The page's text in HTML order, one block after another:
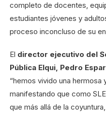
completo de docentes,
estudiantes jóvenes y
proceso inconcluso de su
El director ejecutivo del
Pública Elqui, Pedro
“hemos vivido una hermosa
manifestando que como
que más allá de la